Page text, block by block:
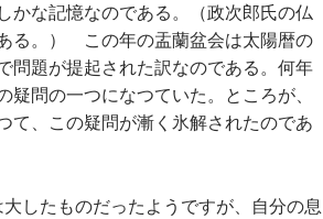
かな記憶なのである。（政次郎氏の仏
る。） この年の盂蘭盆会は太陽暦の
問題が提起された訳なのである。何年
問の一つになつていた。ところが、
て、この疑問が漸く氷解されたのであ
したものだったようですが、自分の息